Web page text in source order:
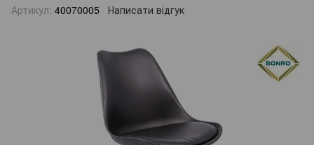
Артикул: 40070005 Написати відгук